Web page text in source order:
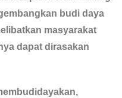
budi daya
masyarakat
dapat dirasakan